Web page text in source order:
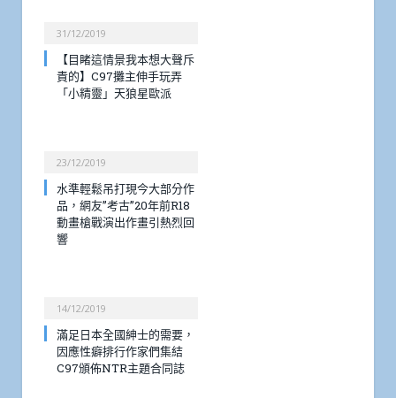
31/12/2019
【目睹這情景我本想大聲斥
責的】C97攤主伸手玩弄
「小精靈」天狼星歐派
23/12/2019
水準輕鬆吊打現今大部分作
品，網友”考古”20年前R18
動畫槍戰演出作畫引熱烈回
響
14/12/2019
滿足日本全國紳士的需要，
因應性癖排行作家們集結
C97頒佈NTR主題合同誌